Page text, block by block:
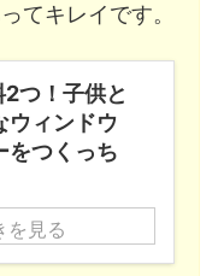
てキレイです。
つ！子供と
ウィンドウ
をつくっち
を見る